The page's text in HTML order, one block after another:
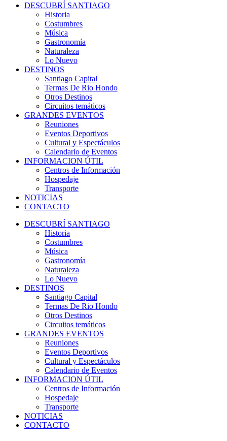
DESCUBRÍ SANTIAGO
Historia
Costumbres
Música
Gastronomía
Naturaleza
Lo Nuevo
DESTINOS
Santiago Capital
Termas De Rio Hondo
Otros Destinos
Circuitos temáticos
GRANDES EVENTOS
Reuniones
Eventos Deportivos
Cultural y Espectáculos
Calendario de Eventos
INFORMACION ÚTIL
Centros de Información
Hospedaje
Transporte
NOTICIAS
CONTACTO
DESCUBRÍ SANTIAGO
Historia
Costumbres
Música
Gastronomía
Naturaleza
Lo Nuevo
DESTINOS
Santiago Capital
Termas De Rio Hondo
Otros Destinos
Circuitos temáticos
GRANDES EVENTOS
Reuniones
Eventos Deportivos
Cultural y Espectáculos
Calendario de Eventos
INFORMACION ÚTIL
Centros de Información
Hospedaje
Transporte
NOTICIAS
CONTACTO